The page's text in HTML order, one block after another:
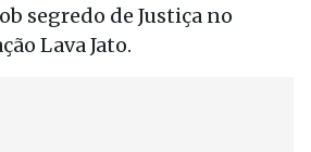
segredo de Justiça no
Lava Jato.